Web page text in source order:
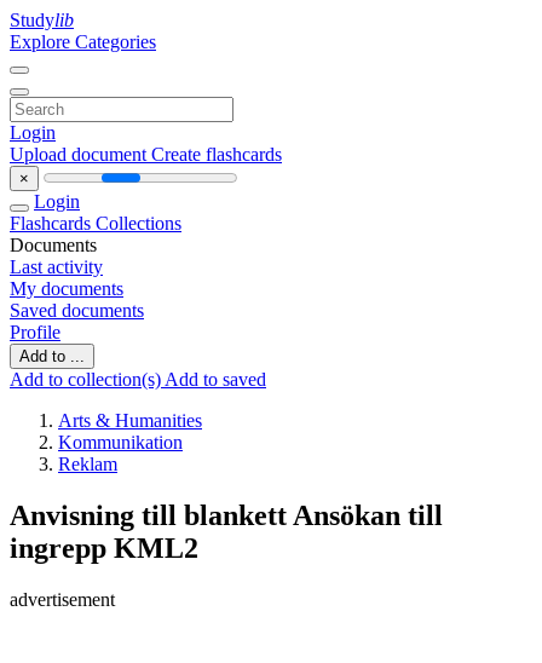
Studylib
Explore Categories
Login
Upload document Create flashcards
×
Login
Flashcards Collections
Documents
Last activity
My documents
Saved documents
Profile
Add to ...
Add to collection(s) Add to saved
Arts & Humanities
Kommunikation
Reklam
Anvisning till blankett Ansökan till
ingrepp KML2
advertisement